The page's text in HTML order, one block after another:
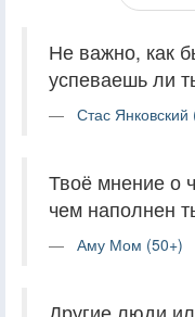
Не важно, как
успеваешь ли
Стас Янковский
Твоё мнение о
чем наполнен
Аму Мом (50+)